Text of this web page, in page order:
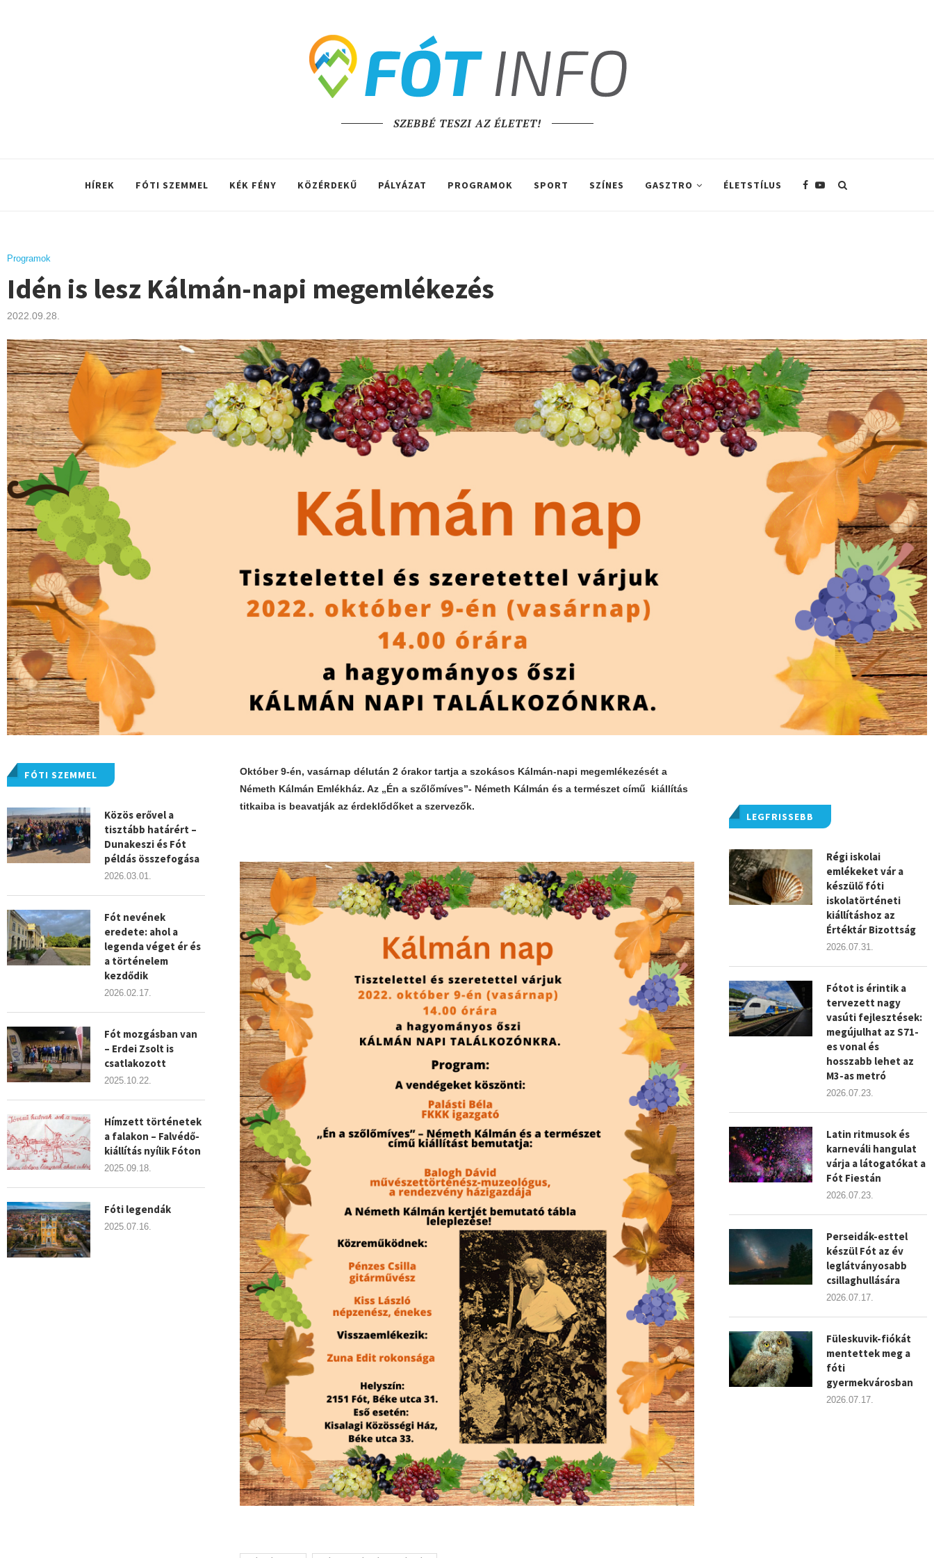
SZEBBÉ TESZI AZ ÉLETET!
HÍREK FÓTI SZEMMEL KÉK FÉNY KÖZÉRDEKŰ PÁLYÁZAT PROGRAMOK SPORT SZÍNES GASZTRO ÉLETSTÍLUS
Programok
Idén is lesz Kálmán-napi megemlékezés
2022.09.28.
Október 9-én, vasárnap délután 2 órakor tartja a szokásos Kálmán-napi megemlékezését a
Németh Kálmán Emlékház. Az „Én a szőlőmíves”- Németh Kálmán és a természet című kiállítás
titkaiba is beavatják az érdeklődőket a szervezők.
LEGFRISSEBB
Régi iskolai
emlékeket vár a
készülő fóti
iskolatörténeti
kiállításhoz az
Értéktár Bizottság
2026.07.31.
Fótot is érintik a
tervezett nagy
vasúti fejlesztések:
megújulhat az S71-
es vonal és
hosszabb lehet az
M3-as metró
2026.07.23.
Latin ritmusok és
karneváli hangulat
várja a látogatókat a
Fót Fiestán
2026.07.23.
Perseidák-esttel
készül Fót az év
leglátványosabb
csillaghullására
2026.07.17.
Füleskuvik-fiókát
mentettek meg a
fóti
gyermekvárosban
2026.07.17.
FÓTI SZEMMEL
Közös erővel a
tisztább határért –
Dunakeszi és Fót
példás összefogása
2026.03.01.
Fót nevének
eredete: ahol a
legenda véget ér és
a történelem
kezdődik
2026.02.17.
Fót mozgásban van
– Erdei Zsolt is
csatlakozott
2025.10.22.
Hímzett történetek
a falakon – Falvédő-
kiállítás nyílik Fóton
2025.09.18.
Fóti legendák
2025.07.16.